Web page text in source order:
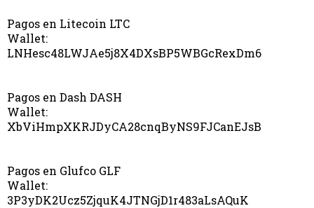
Pagos en Litecoin LTC
Wallet:
LNHesc48LWJAe5j8X4DXsBP5WBGcRexDm6
Pagos en Dash DASH
Wallet:
XbViHmpXKRJDyCA28cnqByNS9FJCanEJsB
Pagos en Glufco GLF
Wallet:
3P3yDK2Ucz5ZjquK4JTNGjD1r483aLsAQuK